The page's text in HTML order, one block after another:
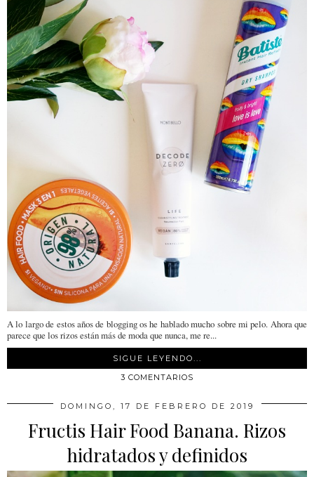
A lo largo de estos años de blogging os he hablado mucho sobre mi pelo. Ahora que
parece que los rizos están más de moda que nunca, me re...
SIGUE LEYENDO...
3 COMENTARIOS
DOMINGO, 17 DE FEBRERO DE 2019
Fructis Hair Food Banana. Rizos
hidratados y definidos